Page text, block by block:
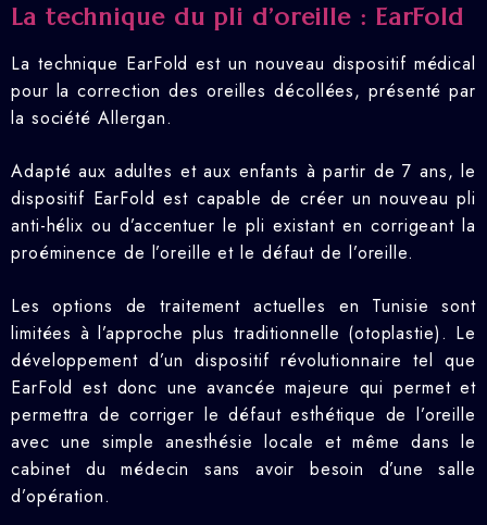
La technique du pli d’oreille : EarFold
La technique EarFold est un nouveau dispositif médical
pour la correction des oreilles décollées, présenté par
la société Allergan.
Adapté aux adultes et aux enfants à partir de 7 ans, le
dispositif EarFold est capable de créer un nouveau pli
anti-hélix ou d’accentuer le pli existant en corrigeant la
proéminence de l’oreille et le défaut de l’oreille.
Les options de traitement actuelles en Tunisie sont
limitées à l’approche plus traditionnelle (otoplastie). Le
développement d’un dispositif révolutionnaire tel que
EarFold est donc une avancée majeure qui permet et
permettra de corriger le défaut esthétique de l’oreille
avec une simple anesthésie locale et même dans le
cabinet du médecin sans avoir besoin d’une salle
d’opération.